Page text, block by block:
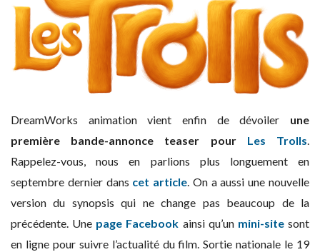
DreamWorks animation vient enfin de dévoiler une
première bande-annonce teaser pour Les Trolls.
Rappelez-vous, nous en parlions plus longuement en
septembre dernier dans cet article. On a aussi une nouvelle
version du synopsis qui ne change pas beaucoup de la
précédente. Une page Facebook ainsi qu’un mini-sitesont
en ligne pour suivre l’actualité du film. Sortie nationale le 19